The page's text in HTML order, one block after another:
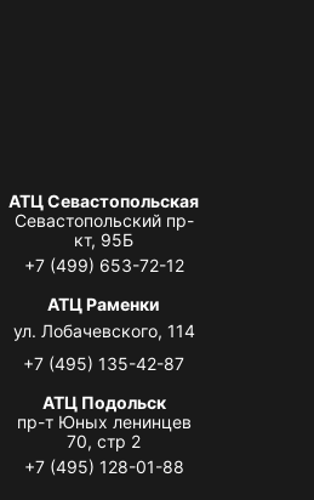
АТЦ Севастопольская
Севастопольский пр-
кт, 95Б
+7 (499) 653-72-12
АТЦ Раменки
ул. Лобачевского, 114
+7 (495) 135-42-87
АТЦ Подольск
пр-т Юных ленинцев
70, стр 2
+7 (495) 128-01-88